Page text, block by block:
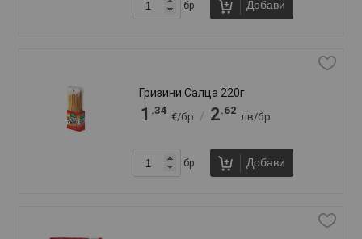
бр Добави
Крекери Ракси 72г Сирене
0 .81
€/бр / 1.58
лв/бр
бр Добави